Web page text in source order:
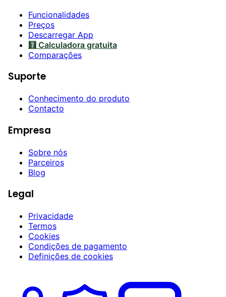
Funcionalidades
Preços
Descarregar App
🧮 Calculadora gratuita
Comparações
Suporte
Conhecimento do produto
Contacto
Empresa
Sobre nós
Parceiros
Blog
Legal
Privacidade
Termos
Cookies
Condições de pagamento
Definições de cookies